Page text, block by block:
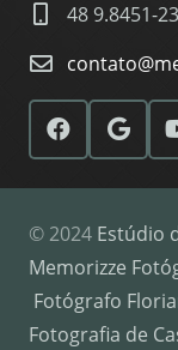
48 9.8451-
© 2024 Estúdio
Memorizze
Fotógrafo
Fotografia de